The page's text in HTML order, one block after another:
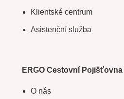
Klientské centrum
Asistenční služba
ERGO Cestovní Pojišťovna
O nás